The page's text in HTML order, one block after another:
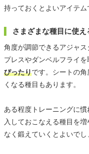
持っておくとよいアイテム
さまざまな種目に使
角度が調節できるアジャ
プレスやダンベルフライ
ぴったりです。シートの
くなる種目もあります。
ある程度トレーニングに
入しておこなえる種目を
なく鍛えていくとよいでし